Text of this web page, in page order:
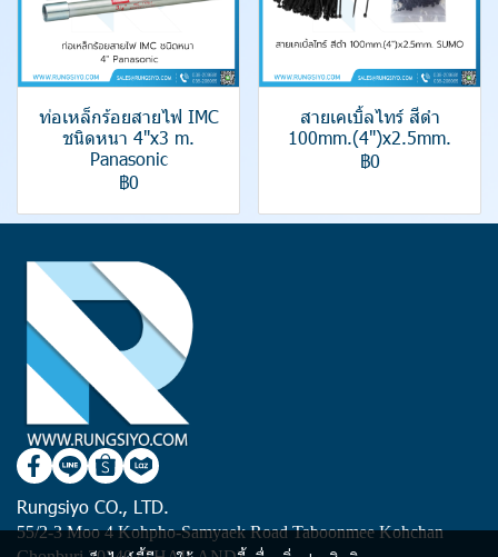
ท่อเหล็กร้อยสายไฟ IMC
ชนิดหนา 4"x3 m.
Panasonic
฿0
สายเคเบิ้ลไทร์ สีดำ
100mm.(4")x2.5mm.
฿0
Rungsiyo CO., LTD.
55/2-3 Moo 4 Kohpho-Samyaek Road Taboonmee Kohchan